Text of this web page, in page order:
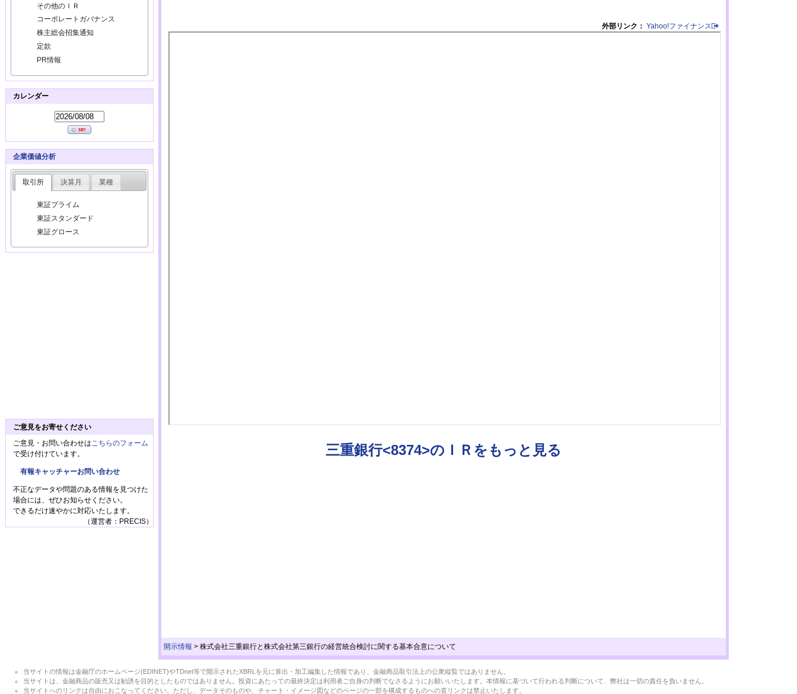
外部リンク： Yahoo!ファイナンス
三重銀行<8374>のＩＲをもっと見る
開示情報 > 株式会社三重銀行と株式会社第三銀行の経営統合検討に関する基本合意について
その他のＩＲ
コーポレートガバナンス
株主総会招集通知
定款
PR情報
カレンダー
企業価値分析
取引所 決算月 業種
東証プライム
東証スタンダード
東証グロース
ご意見をお寄せください
ご意見・お問い合わせは こちらのフォーム
で受け付けています。
有報キャッチャーお問い合わせ
不正なデータや問題のある情報を見つけた
場合には、ぜひお知らせください。
できるだけ速やかに対応いたします。
（運営者：PRECIS）
当サイトの情報は金融庁のホームページ(EDINET)やTDnet等で開示されたXBRLを元に算出・加工編集した情報であり、金融商品取引法上の公衆縦覧ではありません。
当サイトは、金融商品の販売又は勧誘を目的としたものではありません。投資にあたっての最終決定は利用者ご自身の判断でなさるようにお願いいたします。本情報に基づいて行われる判断について、弊社は一切の責任を負いません。
当サイトへのリンクは自由におこなってください。ただし、データそのものや、チャート・イメージ図などのページの一部を構成するものへの直リンクは禁止いたします。